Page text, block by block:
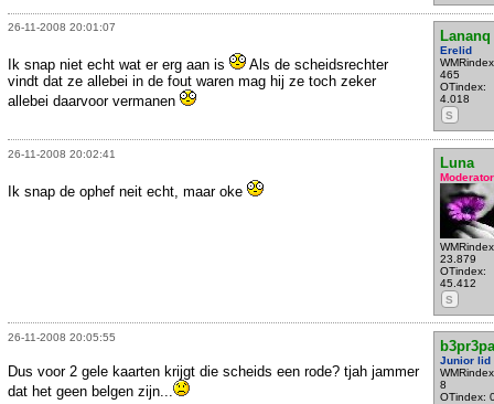
26-11-2008 20:01:07
Lananq
Erelid
465
OTindex:
4.018
S
Ik snap niet echt wat er erg aan is
Als de scheidsrechter
vindt dat ze allebei in de fout waren mag hij ze toch zeker
allebei daarvoor vermanen
26-11-2008 20:02:41
Luna
Moderator
23.879
OTindex:
45.412
S
Ik snap de ophef neit echt, maar oke
26-11-2008 20:05:55
Junior lid
8
OTindex:
Dus voor 2 gele kaarten krijgt die scheids een rode? tjah jammer
dat het geen belgen zijn...